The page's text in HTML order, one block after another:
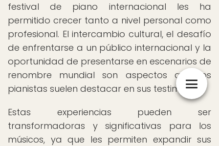
festival de piano internacional les ha
permitido crecer tanto a nivel personal como
profesional. El intercambio cultural, el desafío
de enfrentarse a un público internacional y la
oportunidad de presentarse en escenarios de
renombre mundial son aspectos que los
pianistas suelen destacar en sus testimonios.
Estas experiencias pueden ser
transformadoras y significativas para los
músicos, ya que les permiten expandir sus